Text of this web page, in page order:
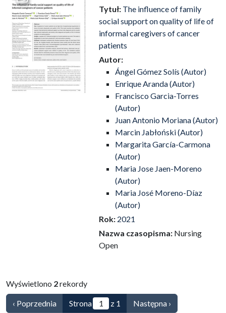
Przejdź do zbioru
Tytuł: The influence of family
social support on quality of life of
informal caregivers of cancer
patients
Autor:
Ángel Gómez Solís (Autor)
Enrique Aranda (Autor)
Francisco Garcia-Torres
(Autor)
Juan Antonio Moriana (Autor)
Marcin Jabłoński (Autor)
Margarita García-Carmona
(Autor)
Maria Jose Jaen-Moreno
(Autor)
Maria José Moreno-Díaz
(Autor)
Rok: 2021
Nazwa czasopisma: Nursing
Open
Wyświetlono 2rekordy
‹ Poprzednia Strona z 1 Następna ›